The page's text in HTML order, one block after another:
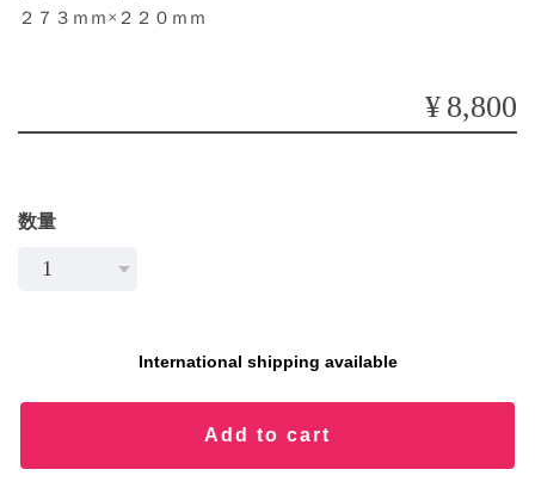
２７３ｍｍ×２２０ｍｍ
¥8,800
数量
International shipping available
Add to cart